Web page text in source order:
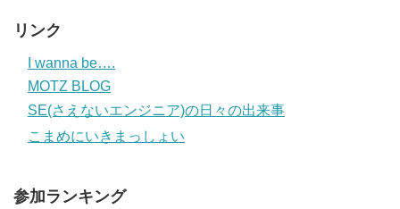
リンク
I wanna be….
MOTZ BLOG
SE(さえないエンジニア)の日々の出来事
こまめにいきまっしょい
参加ランキング